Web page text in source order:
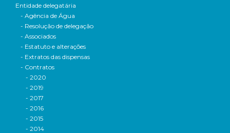
Entidade delegatária
- Agência de Água
- Resolução de delegação
- Associados
- Estatuto e alterações
- Extratos das dispensas
- Contratos
- 2020
- 2019
- 2017
- 2016
- 2015
- 2014